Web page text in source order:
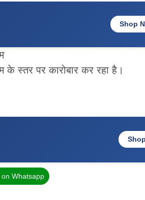
Shop
स्तर पर कारोबार कर रहा है।
Whatsapp